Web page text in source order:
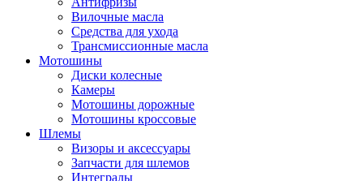
Вилочные масла
Средства для ухода
Трансмиссионные масла
Мотошины
Диски колесные
Камеры
Мотошины дорожные
Мотошины кроссовые
Шлемы
Визоры и аксессуары
Запчасти для шлемов
Интегралы